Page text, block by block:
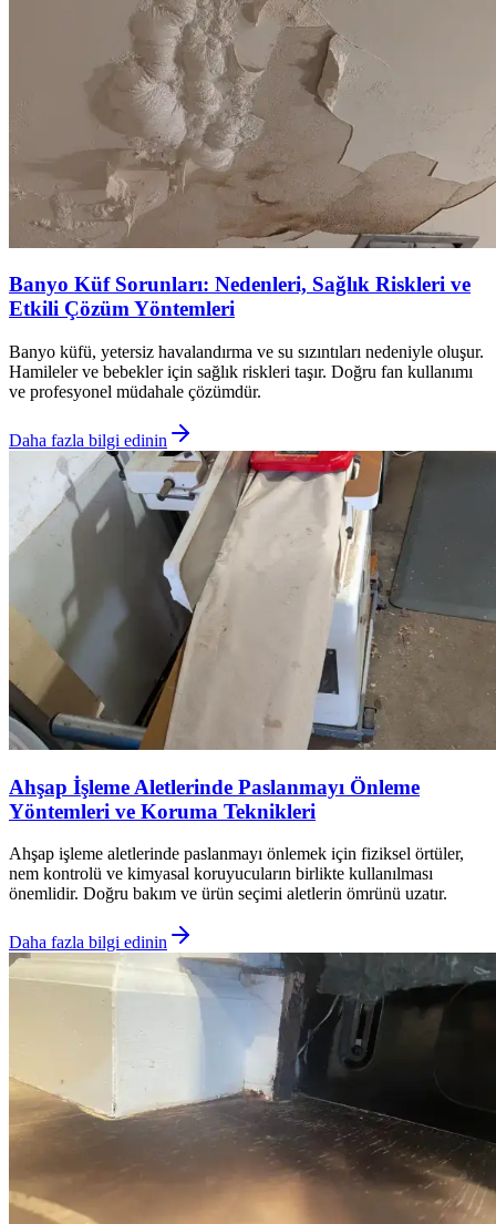
Banyo Küf Sorunları: Nedenleri, Sağlık Riskleri ve
Etkili Çözüm Yöntemleri
Banyo küfü, yetersiz havalandırma ve su sızıntıları nedeniyle oluşur.
Hamileler ve bebekler için sağlık riskleri taşır. Doğru fan kullanımı
ve profesyonel müdahale çözümdür.
Daha fazla bilgi edinin
Ahşap İşleme Aletlerinde Paslanmayı Önleme
Yöntemleri ve Koruma Teknikleri
Ahşap işleme aletlerinde paslanmayı önlemek için fiziksel örtüler,
nem kontrolü ve kimyasal koruyucuların birlikte kullanılması
önemlidir. Doğru bakım ve ürün seçimi aletlerin ömrünü uzatır.
Daha fazla bilgi edinin